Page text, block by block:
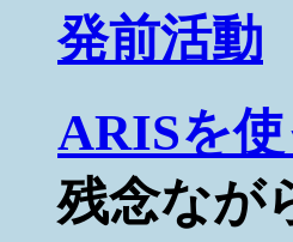
発前活動
ARISを
残念なが